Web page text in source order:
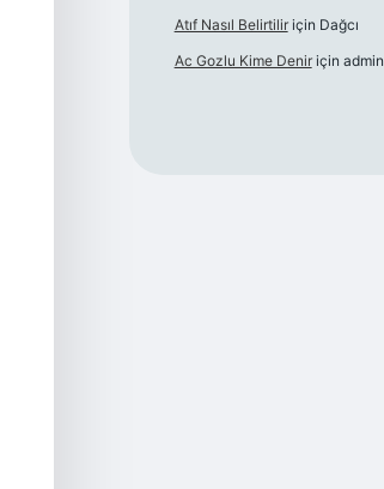
Atıf Nasıl Belirtiliriçin Dağcı
Ac Gozlu Kime Deniriçin admin